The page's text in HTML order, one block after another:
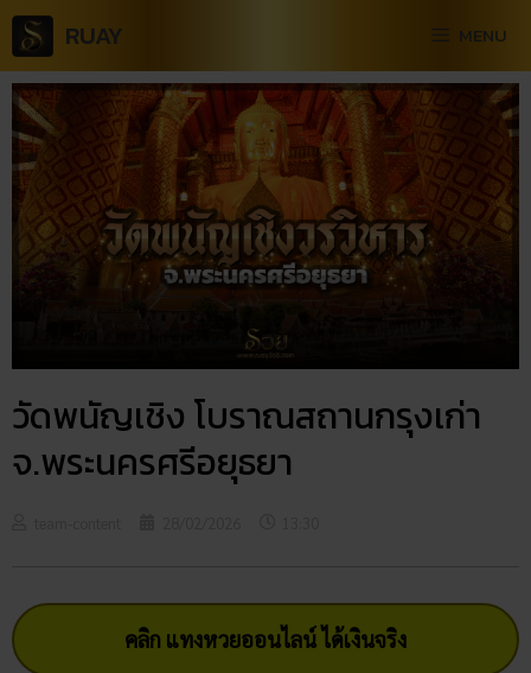
RUAY MENU
วัดพนัญเชิง โบราณสถานกรุงเก่า
จ.พระนครศรีอยุธยา
คลิก แทงหวยออนไลน์ ได้เงินจริง